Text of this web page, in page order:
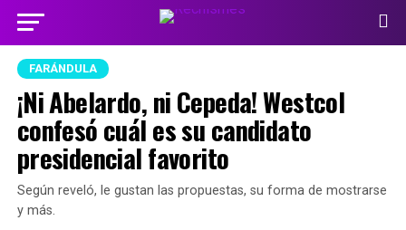
FARÁNDULA
¡Ni Abelardo, ni Cepeda! Westcol
confesó cuál es su candidato
presidencial favorito
Según reveló, le gustan las propuestas, su forma de mostrarse
y más.